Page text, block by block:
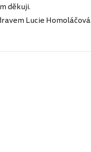
děkuji.
Lucie Homoláčová